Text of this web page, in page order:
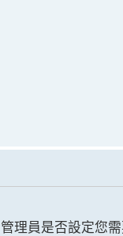
理員是否設定您